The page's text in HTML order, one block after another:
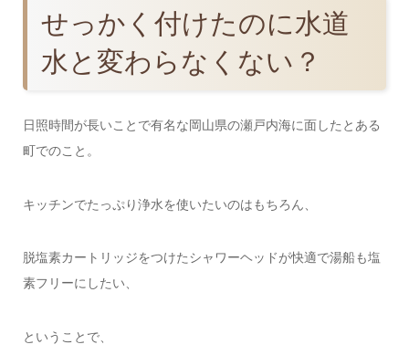
せっかく付けたのに水道
水と変わらなくない？
日照時間が長いことで有名な岡山県の瀬戸内海に面したとある
町でのこと。
キッチンでたっぷり浄水を使いたいのはもちろん、
脱塩素カートリッジをつけたシャワーヘッドが快適で湯船も塩
素フリーにしたい、
ということで、